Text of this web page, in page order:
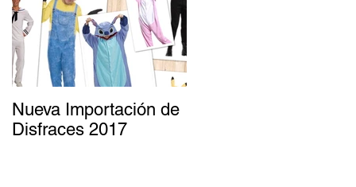
Nueva Importación de
Disfraces 2017